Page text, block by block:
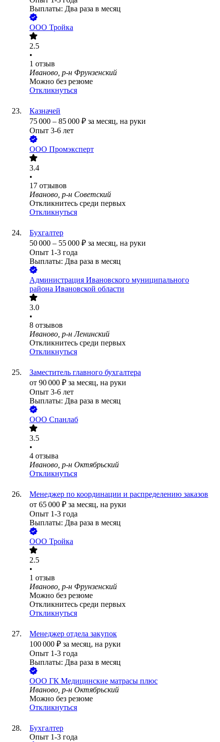
Выплаты: Два раза в месяц
ООО Тройка
2.5
•
1 отзыв
Иваново, р-н Фрунзенский
Можно без резюме
Откликнуться
Казначей
75 000 – 85 000 ₽ за месяц, на руки
Опыт 3-6 лет
ООО Промэксперт
3.4
•
17 отзывов
Иваново, р-н Советский
Откликнитесь среди первых
Откликнуться
Бухгалтер
50 000 – 55 000 ₽ за месяц, на руки
Опыт 1-3 года
Выплаты: Два раза в месяц
Администрация Ивановского муниципального
района Ивановской области
3.0
•
8 отзывов
Иваново, р-н Ленинский
Откликнитесь среди первых
Откликнуться
Заместитель главного бухгалтера
от 90 000 ₽ за месяц, на руки
Опыт 3-6 лет
Выплаты: Два раза в месяц
ООО Спанлаб
3.5
•
4 отзыва
Иваново, р-н Октябрьский
Откликнуться
Менеджер по координации и распределению заказов
от 65 000 ₽ за месяц, на руки
Опыт 1-3 года
Выплаты: Два раза в месяц
ООО Тройка
2.5
•
1 отзыв
Иваново, р-н Фрунзенский
Можно без резюме
Откликнитесь среди первых
Откликнуться
Менеджер отдела закупок
100 000 ₽ за месяц, на руки
Опыт 1-3 года
Выплаты: Два раза в месяц
ООО ГК Медицинские матрасы плюс
Иваново, р-н Октябрьский
Можно без резюме
Откликнуться
Бухгалтер
Опыт 1-3 года